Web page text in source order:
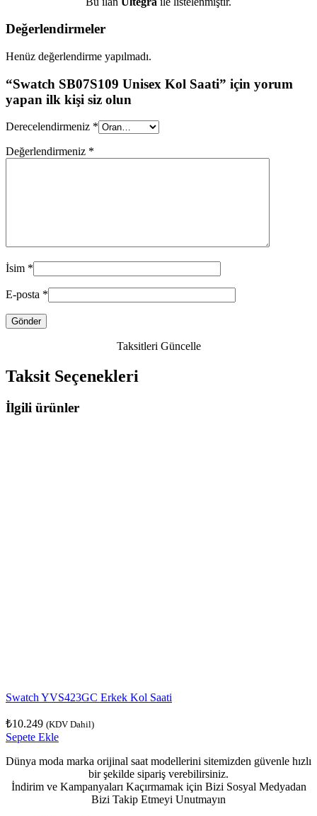
Değerlendirmeler
Henüz değerlendirme yapılmadı.
“Swatch SB07S109 Unisex Kol Saati” için yorum
yapan ilk kişi siz olun
Derecelendirmeniz *
Değerlendirmeniz *
İsim *
E-posta *
Taksitleri Güncelle
Taksit Seçenekleri
İlgili ürünler
Swatch YVS423GC Erkek Kol Saati
₺10.249 (KDV Dahil)
Sepete Ekle
Dünya moda marka orijinal saat modellerini sitemizden güvenle hızlı
bir şekilde sipariş verebilirsiniz.
İndirim ve Kampanyaları Kaçırmamak için Bizi Sosyal Medyadan
Bizi Takip Etmeyi Unutmayın